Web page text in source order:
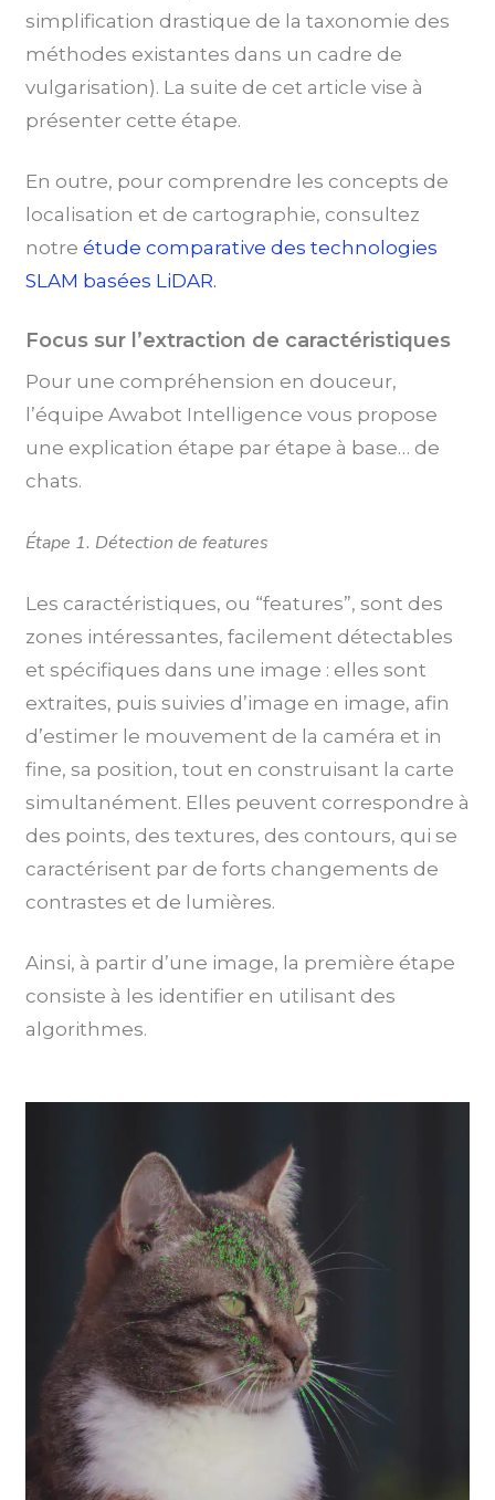
simplification drastique de la taxonomie des
méthodes existantes dans un cadre de
vulgarisation). La suite de cet article vise à
présenter cette étape.
En outre, pour comprendre les concepts de
localisation et de cartographie, consultez
notre étude comparative des technologies
SLAM basées LiDAR.
Focus sur l’extraction de caractéristiques
Pour une compréhension en douceur,
l’équipe Awabot Intelligence vous propose
une explication étape par étape à base… de
chats.
Étape 1. Détection de features
Les caractéristiques, ou “features”, sont des
zones intéressantes, facilement détectables
et spécifiques dans une image : elles sont
extraites, puis suivies d’image en image, afin
d’estimer le mouvement de la caméra et in
fine, sa position, tout en construisant la carte
simultanément. Elles peuvent correspondre à
des points, des textures, des contours, qui se
caractérisent par de forts changements de
contrastes et de lumières.
Ainsi, à partir d’une image, la première étape
consiste à les identifier en utilisant des
algorithmes.